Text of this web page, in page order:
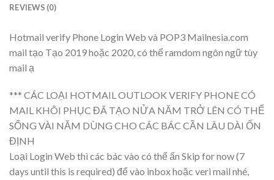
REVIEWS (0)
Hotmail verify Phone Login Web và POP3 Mailnesia.com
mail tạo Tạo 2019 hoặc 2020, có thể ramdom ngôn ngữ tùy
mail ạ
*** CÁC LOẠI HOTMAIL OUTLOOK VERIFY PHONE CÓ
MAIL KHÔI PHỤC ĐÃ TẠO NỬA NĂM TRỞ LÊN CÓ THỂ
SỐNG VÀI NĂM DÙNG CHO CÁC BÁC CẦN LÂU DÀI ỔN
ĐỊNH
Loại Login Web thì các bác vào có thể ấn Skip for now (7
days until this is required) để vào inbox hoặc veri mail nhé,